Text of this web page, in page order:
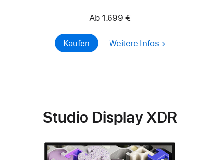
Ab 1.699 €
Kaufen Weitere Infos
Studio Display XDR